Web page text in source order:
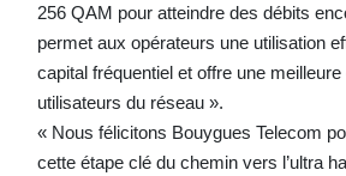
256 QAM pour atteindre des débits
permet aux opérateurs une utilisation
capital fréquentiel et offre une
utilisateurs du réseau ».
« Nous félicitons Bouygues Telecom
cette étape clé du chemin vers l’ultra